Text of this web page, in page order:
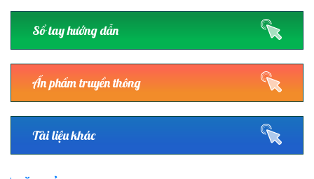
Sổ tay hướng dẫn
Ấn phẩm truyền thông
Tài liệu khác